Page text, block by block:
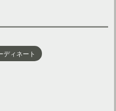
ディネート